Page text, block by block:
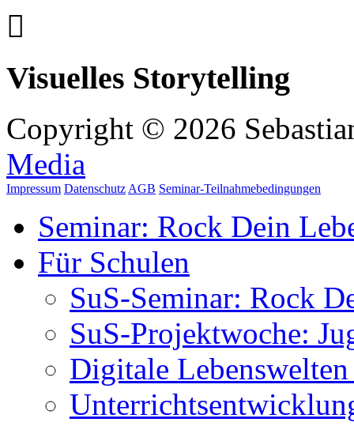
Visuelles Storytelling
Copyright © 2026
Media
Impressum Datenschutz AGB Seminar-Teilnahmebedingungen
Seminar: Rock Dein
Für Schulen
SuS-Seminar: Rock
SuS-Projektwoche:
Digitale